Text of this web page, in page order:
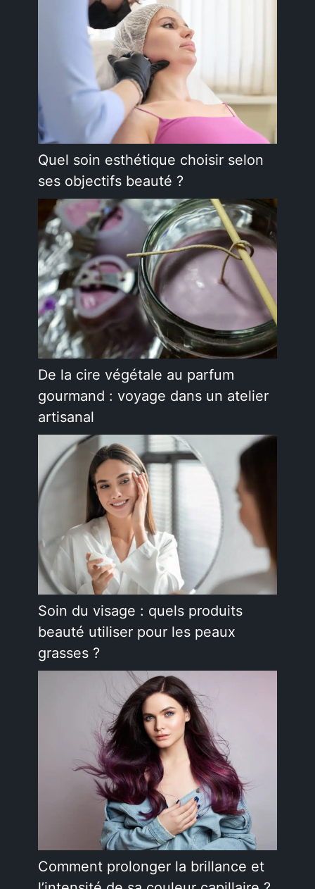
Quel soin esthétique choisir selon
ses objectifs beauté ?
De la cire végétale au parfum
gourmand : voyage dans un atelier
artisanal
Soin du visage : quels produits
beauté utiliser pour les peaux
grasses ?
Comment prolonger la brillance et